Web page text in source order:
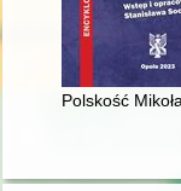
Polskość